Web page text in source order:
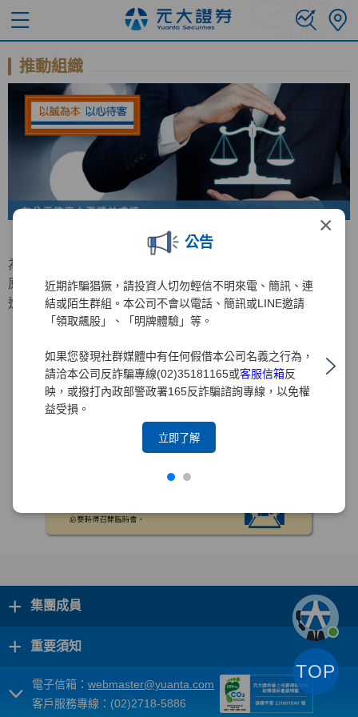
×
公告
近期詐騙猖獗，請投資人切勿輕信不明來電、簡訊、連
結或陌生群組。本公司不會以電話、簡訊或LINE邀請
「領取飆股」、「明牌體驗」等。
如果您發現社群媒體中有任何假借本公司名義之行為，
請洽本公司反詐騙專線(02)35181165或客服信箱反
映，或撥打內政部警政署165反詐騙諮詢專線，以免權
益受損。
立即了解
推動組織
為持續增進公平待客原則之推行，元大證券特成立公平待客
原則推行委員會，負責公平待客相關事務之規劃與檢討及精
進計畫之推動。
+ 集團成員
+ 重要須知
電子信箱： webmaster@yuanta.com
客戶服務專線：(02)2718-5886
TOP